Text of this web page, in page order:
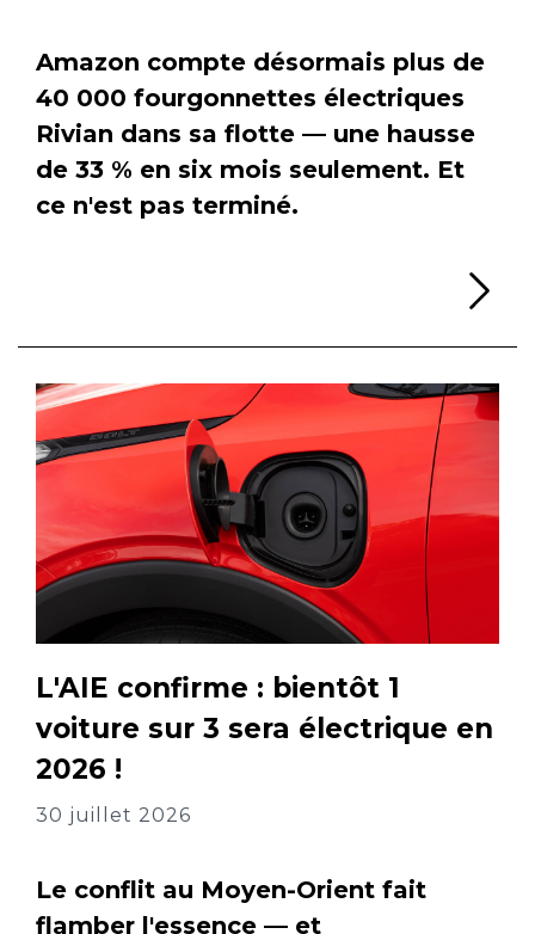
Amazon compte désormais plus de
40 000 fourgonnettes électriques
Rivian dans sa flotte — une hausse
de 33 % en six mois seulement. Et
ce n'est pas terminé.
L'AIE confirme : bientôt 1
voiture sur 3 sera électrique en
2026 !
30 juillet 2026
Le conflit au Moyen-Orient fait
flamber l'essence — et